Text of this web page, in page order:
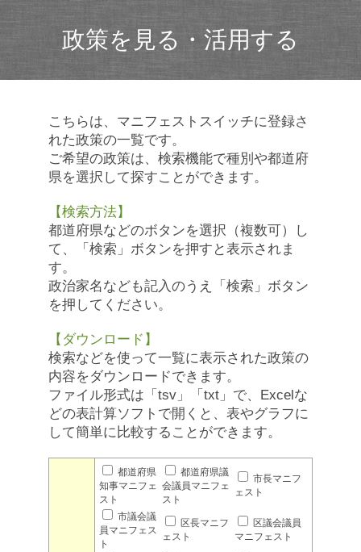
政策を見る・活用する
こちらは、マニフェストスイッチに登録さ
れた政策の一覧です。
ご希望の政策は、検索機能で種別や都道府
県を選択して探すことができます。
【検索方法】
都道府県などのボタンを選択（複数可）し
て、「検索」ボタンを押すと表示されま
す。
政治家名なども記入のうえ「検索」ボタン
を押してください。
【ダウンロード】
検索などを使って一覧に表示された政策の
内容をダウンロードできます。
ファイル形式は「tsv」「txt」で、Excelな
どの表計算ソフトで開くと、表やグラフに
して簡単に比較することができます。
都道府県
知事マニフェ
スト
都道府県議
会議員マニフェ
スト
市長マニフ
ェスト
市議会議
員マニフェス
ト
区長マニフ
ェスト
区議会議員
マニフェスト